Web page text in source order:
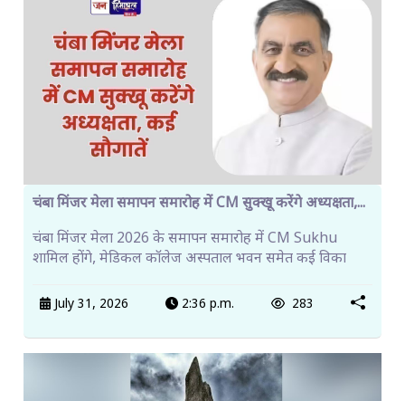
चंबा मिंजर मेला समापन समारोह में CM सुक्खू करेंगे अध्यक्षता,...
चंबा मिंजर मेला 2026 के समापन समारोह में CM Sukhu
शामिल होंगे, मेडिकल कॉलेज अस्पताल भवन समेत कई विका
July 31, 2026 2:36 p.m. 283